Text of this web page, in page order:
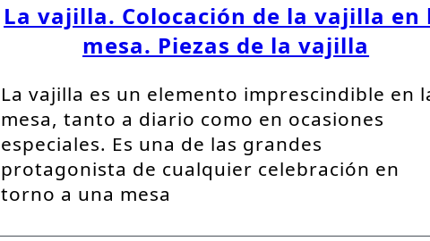
La vajilla. Colocación de la vajilla en
mesa. Piezas de la vajilla
La vajilla es un elemento imprescindible en
mesa, tanto a diario como en ocasiones
especiales. Es una de las grandes
protagonista de cualquier celebración en
torno a una mesa